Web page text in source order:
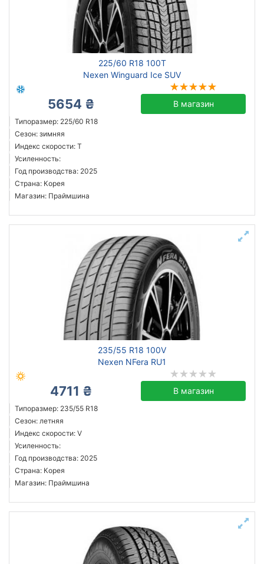
225/60 R18 100T
Nexen Winguard Ice SUV
5654 ₴ В магазин
Типоразмер: 225/60 R18
Сезон: зимняя
Индекс скорости: T
Усиленность:
Год производства: 2025
Страна: Корея
Магазин: Праймшина
235/55 R18 100V
Nexen NFera RU1
4711 ₴ В магазин
Типоразмер: 235/55 R18
Сезон: летняя
Индекс скорости: V
Усиленность:
Год производства: 2025
Страна: Корея
Магазин: Праймшина